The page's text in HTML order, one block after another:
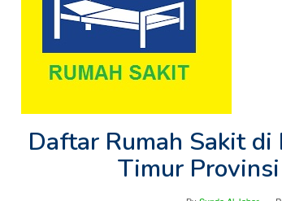
Daftar Rumah Sakit
Timur